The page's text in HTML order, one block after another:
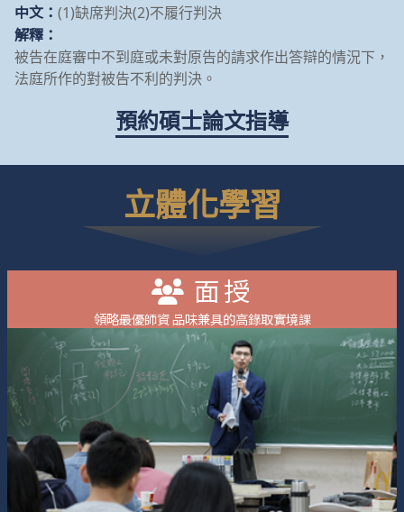
中文： (1)缺席判決(2)不履行判決
解釋：
被告在庭審中不到庭或未對原告的請求作出答辯的情況下，
法庭所作的對被告不利的判決。
預約碩士論文指導
立體化學習
面授
領略最優師資 品味兼具的高錄取實境課